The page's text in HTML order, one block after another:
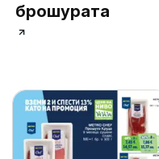
брошурата